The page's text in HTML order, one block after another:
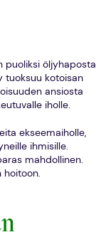
puoliksi öljyhaposta
tuoksuu kotoisan
ansiosta
iholle.
ekseemaiholle,
ihmisille.
mahdollinen.
hoitoon.